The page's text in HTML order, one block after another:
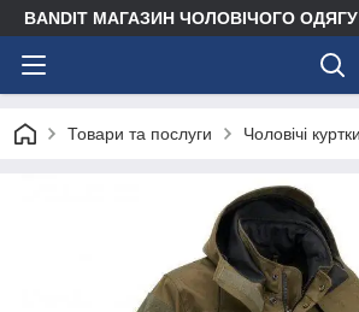
BANDIT МАГАЗИН ЧОЛОВІЧОГО ОДЯГУ
Товари та послуги Чоловічі куртки